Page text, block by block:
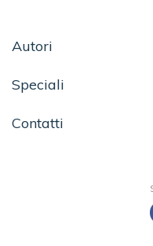
Autori
Speciali
Contatti